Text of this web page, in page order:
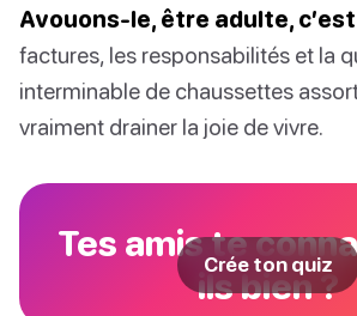
Avouons-le, être adulte,
factures, les responsabilités et la
interminable de chaussettes
vraiment drainer la joie de vivre.
Tes amis te
ils bien ?
Crée ton quiz